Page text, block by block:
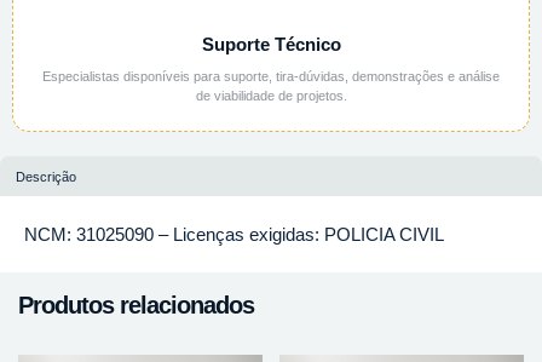
Suporte Técnico
Especialistas disponíveis para suporte, tira-dúvidas, demonstrações e análise
de viabilidade de projetos.
Descrição
NCM: 31025090 – Licenças exigidas: POLICIA CIVIL
Produtos relacionados